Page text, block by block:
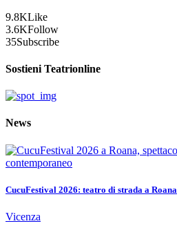
9.8KLike
3.6KFollow
35Subscribe
Sostieni Teatrionline
News
CucuFestival 2026: teatro di strada a Roana
Vicenza